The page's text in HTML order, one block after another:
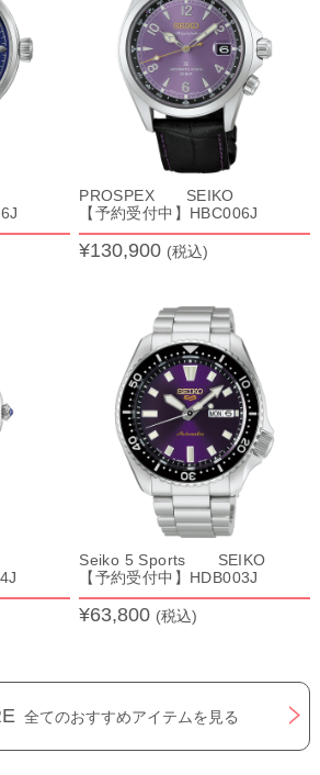
PROSPEX SEIKO
【予約受付中】HBC006J
¥130,900 (税込)
Seiko 5 Sports SEIKO
【予約受付中】HDB003J
¥63,800 (税込)
全てのおすすめアイテムを見る